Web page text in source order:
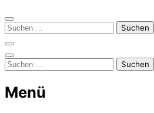
Suchen
Suchen
Menü